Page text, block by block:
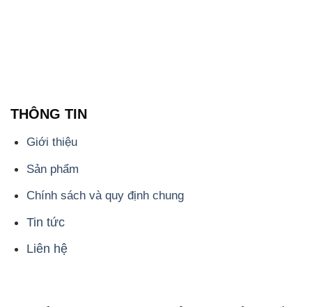
THÔNG TIN
Giới thiệu
Sản phẩm
Chính sách và quy định chung
Tin tức
Liên hệ